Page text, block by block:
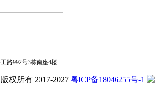
路992号3栋南座4楼
权所有 2017-2027 粤ICP备18046255号-1